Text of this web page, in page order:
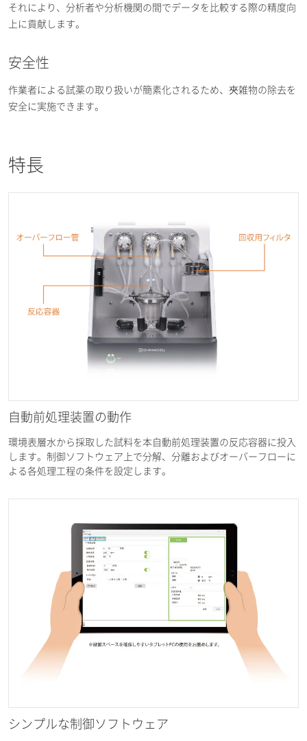
それにより、分析者や分析機関の間でデータを比較する際の精度向
上に貢献します。
安全性
作業者による試薬の取り扱いが簡素化されるため、夾雑物の除去を
安全に実施できます。
特長
自動前処理装置の動作
環境表層水から採取した試料を本自動前処理装置の反応容器に投入
します。制御ソフトウェア上で分解、分離およびオーバーフローに
よる各処理工程の条件を設定します。
シンプルな制御ソフトウェア